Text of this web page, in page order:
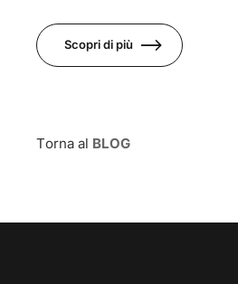
Scopri di più
Torna al BLOG